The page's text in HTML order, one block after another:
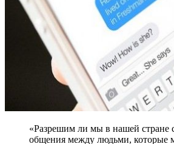
«Разрешим ли мы в нашей стране
общения между людьми, которые